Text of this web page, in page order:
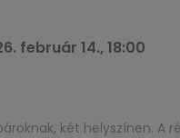
február 14., 18:00
két helyszínen. A